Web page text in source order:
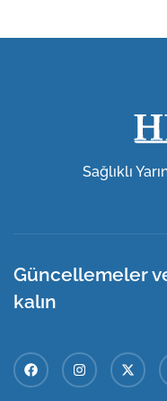
Sağlıklı
Güncellemeler
kalın